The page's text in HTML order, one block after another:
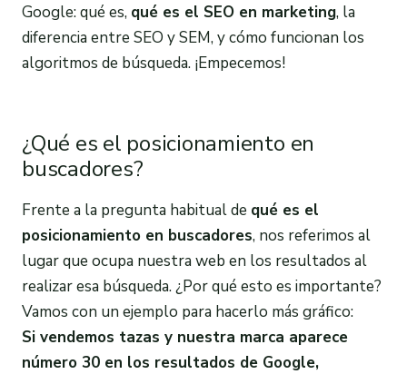
Google: qué es, qué es el SEO en marketing, la
diferencia entre SEO y SEM, y cómo funcionan los
algoritmos de búsqueda. ¡Empecemos!
¿Qué es el posicionamiento en
buscadores?
Frente a la pregunta habitual de qué es el
posicionamiento en buscadores, nos referimos al
lugar que ocupa nuestra web en los resultados al
realizar esa búsqueda. ¿Por qué esto es importante?
Vamos con un ejemplo para hacerlo más gráfico:
Si vendemos tazas y nuestra marca aparece
número 30 en los resultados de Google,